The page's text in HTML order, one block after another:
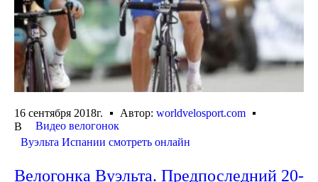
16 сентября 2018г. Автор: worldvelosport.com
В
Видео велогонок
Вуэльта Испании смотреть онлайн
Велогонка Вуэльта. Предпоследний 20-